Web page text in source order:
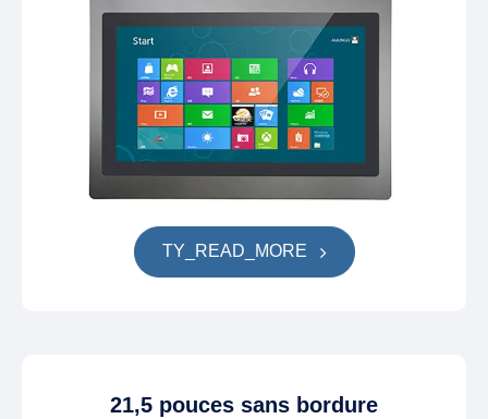
TY_READ_MORE
21,5 pouces sans bordure